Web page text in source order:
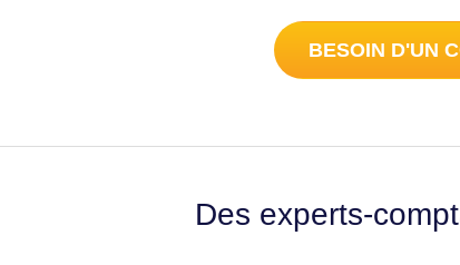
BESOIN D'UN
Des experts-